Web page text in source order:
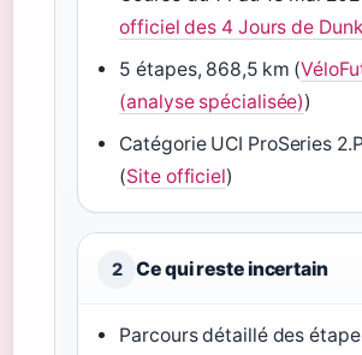
officiel des 4 Jours de
5 étapes, 868,5 km (
(analyse spécialisée))
Catégorie UCI ProSeries
(Site officiel)
2 Ce qui reste incertain
Parcours détaillé des